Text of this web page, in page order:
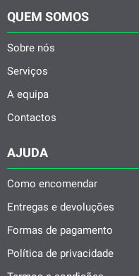
QUEM SOMOS
Sobre nós
Serviços
A equipa
Contactos
AJUDA
Como encomendar
Entregas e devoluções
Formas de pagamento
Política de privacidade